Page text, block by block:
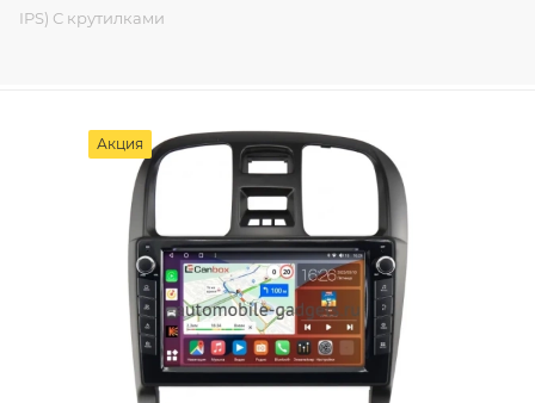
IPS) С крутилками
Акция